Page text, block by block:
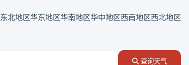
东北地区华东地区华南地区华中地区西南地区西北地区
查询天气